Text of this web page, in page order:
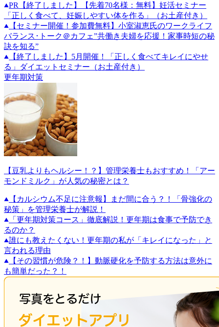
PR
【終了しました】【先着70名様：無料】妊活セミナー
「正しく食べて、妊娠しやすい体を作る」（お土産付き）
【セミナー開催！参加費無料】小室淑恵氏のワークライフ
バランス･トーク＠カフェ”共働き夫婦を応援！家事時短の秘
訣を知る”
【終了しました】5月開催！「正しく食べてキレイにやせ
る」ダイエットセミナー（お土産付き）
更年期対策
【豆乳よりもヘルシー！？】管理栄養士もおすすめ！「アー
モンドミルク」が人気の秘密とは？
【カルシウム不足に注意報】まだ間に合う？！「骨強化の
秘策」を管理栄養士が解説！
「更年期対策コース」徹底解説！更年期は食事で予防でき
るのか？
誰にも教えたくない！更年期の私が「キレイになった」と
言われる理由
【その習慣が危険？！】動脈硬化を予防する方法は意外に
も簡単だった？！